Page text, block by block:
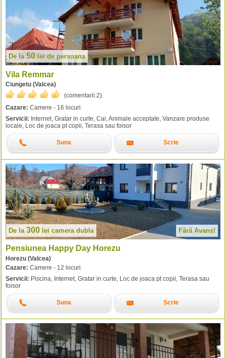
De la 50 lei de persoana
Vila Remmar
Ciungetu (Valcea)
(comentarii:2).
Cazare: Camere - 16 locuri
Servicii: Internet, Gratar in curte, Cai, Animale acceptate, Vanzare produse
locale, Loc de joaca pt copii, Terasa sau foisor
Suna Scrie
De la 300 lei camera dubla Fără Avans!
Pensiunea Happy Day Horezu
Horezu (Valcea)
Cazare: Camere - 12 locuri
Servicii: Piscina, Internet, Gratar in curte, Loc de joaca pt copii, Terasa sau
foisor
Suna Scrie